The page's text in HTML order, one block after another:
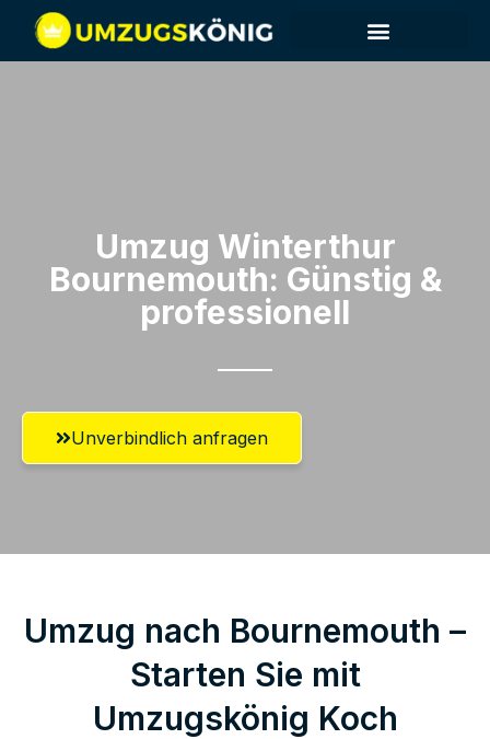
Umzug Winterthur​
Bournemouth: Günstig &
professionell​
Unverbindlich anfragen
Umzug nach Bournemouth –
Starten Sie mit
Umzugskönig Koch